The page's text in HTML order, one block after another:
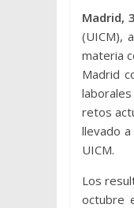
Madrid,
(UICM),
materia
Madrid
retos
llevado
UICM.
Los
octubre